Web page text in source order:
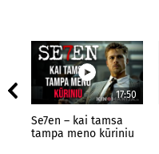
17:50
Se7en – kai tamsa
tampa meno kūriniu